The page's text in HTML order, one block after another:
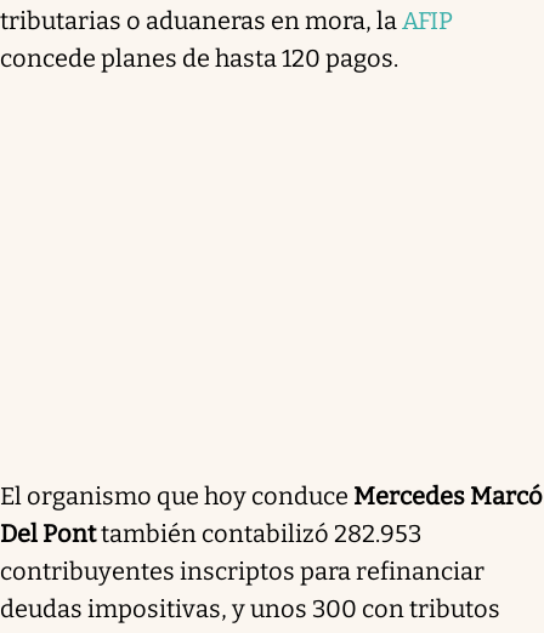
tributarias o aduaneras en mora, laAFIP
concede planes de hasta 120 pagos.
El organismo que hoy conduce Mercedes Marcó
Del Ponttambién contabilizó 282.953
contribuyentes inscriptos para refinanciar
deudas impositivas, y unos 300 con tributos